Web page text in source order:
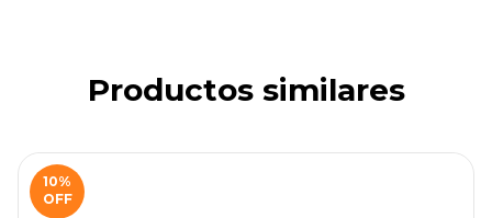
Productos similares
10%
OFF